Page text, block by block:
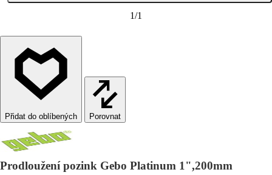
1/1
Porovnat
Prodloužení pozink Gebo Platinum 1",200mm